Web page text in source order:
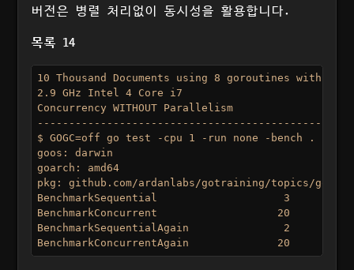
버전은 병렬 처리없이 동시성을 활용합니다.
목록 14
10 Thousand Documents using 8 goroutines with 1
2.9 GHz Intel 4 Core i7
Concurrency WITHOUT Parallelism
$ GOGC=off go test -cpu 1 -run none -bench . -
goos: darwin
goarch: amd64
pkg: github.com/ardanlabs/gotraining/topics/go/
BenchmarkSequential      	       3	1483458120 ns/op
BenchmarkConcurrent      	      20	 188941855 ns/op : ~87% Faster
BenchmarkSequentialAgain 	       2	1502682536 ns/op